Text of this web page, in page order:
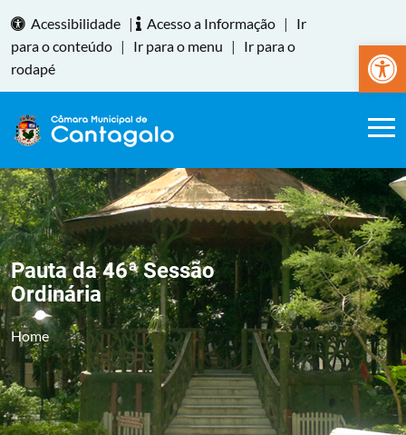
Abrir
Acessibilidade | Acesso a Informação |
Ir
para o conteúdo | Ir para o menu |
Ir para o
rodapé
Pauta da 46ª Sessão
Ordinária
Home